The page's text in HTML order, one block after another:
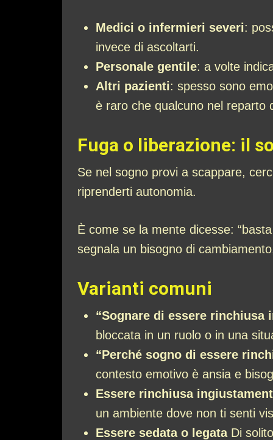
Medici o infermieri severi:
invece di ascoltarti.
Personale gentile: a volte
Altri pazienti: spesso sono
è raro che qualcuno nel reparto
Fuga o liberazione: il
Se nel sogno provi a scappare,
riprenderti autonomia.
È come se la mente dicesse:
segnala un bisogno di
Varianti comuni
“Sognare di essere rinchiusa
bloccata in un ruolo o in una
“Perché sogno di essere
contesto emotivo è ansia e
Essere rinchiusa
un ambiente dove non ti senti
Essere sedata o legataDi